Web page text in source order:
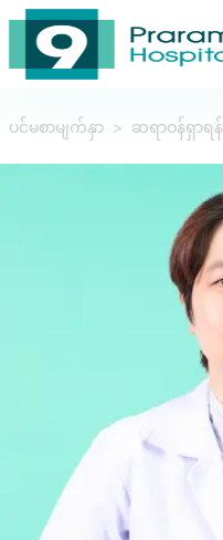
ပင်မစာမျက်နှာ > ဆရာဝန်ရှာရန်